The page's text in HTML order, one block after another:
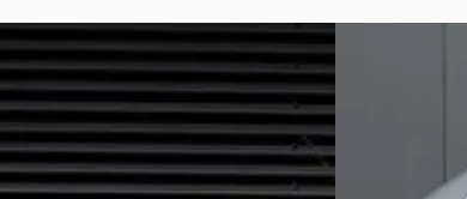
B
Peugeot 208·2021
Active Pack 1.2
€ 15.490
1.2 PureTech